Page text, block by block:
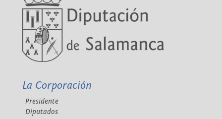
La Corporación
Presidente
Diputados